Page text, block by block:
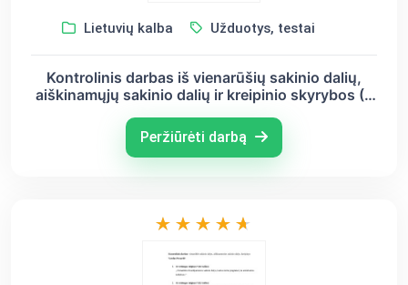
Lietuvių kalba Užduotys, testai
Kontrolinis darbas iš vienarūšių sakinio dalių,
aiškinamųjų sakinio dalių ir kreipinio skyrybos (8
Peržiūrėti darbą